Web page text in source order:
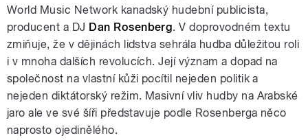
World Music Network kanadský hudební publicista,
producent a DJ Dan Rosenberg. V doprovodném textu
zmiňuje, že v dějinách lidstva sehrála hudba důležitou roli
i v mnoha dalších revolucích. Její význam a dopad na
společnost na vlastní kůži pocítil nejeden politik a
nejeden diktátorský režim. Masivní vliv hudby na Arabské
jaro ale ve své šíři představuje podle Rosenberga něco
naprosto ojedinělého.